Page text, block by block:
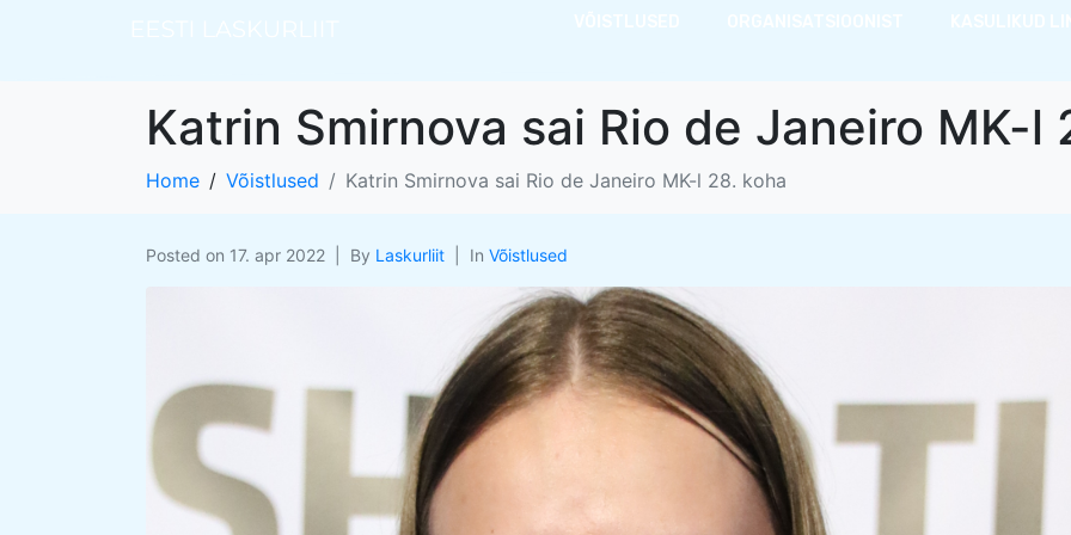
Katrin Smirnova sai Rio de Janeiro MK-l
Home Võistlused Katrin Smirnova sai Rio de Janeiro MK-l 28. koha
Posted on 17. apr 2022 By Laskurliit In Võistlused